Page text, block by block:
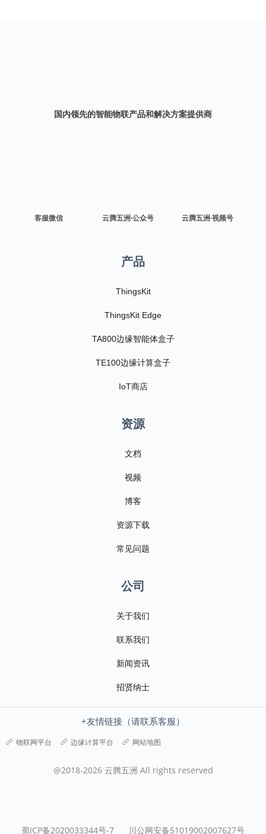
国内领先的智能物联产品和解决方案提供商
客服微信 云腾五洲·公众号 云腾五洲·视频号
产品
ThingsKit
ThingsKit Edge
TA800边缘智能体盒子
TE100边缘计算盒子
IoT商店
资源
文档
视频
博客
资源下载
常见问题
公司
关于我们
联系我们
新闻资讯
招贤纳士
+友情链接（请联系客服）
物联网平台 边缘计算平台 网站地图
@2018-2026 云腾五洲 All rights reserved
蜀ICP备2020033344号-7 川公网安备51019002007627号